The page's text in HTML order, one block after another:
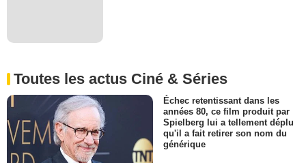
Toutes les actus Ciné & Séries
Échec retentissant dans les
années 80, ce film produit par
Spielberg lui a tellement déplu
qu'il a fait retirer son nom du
générique